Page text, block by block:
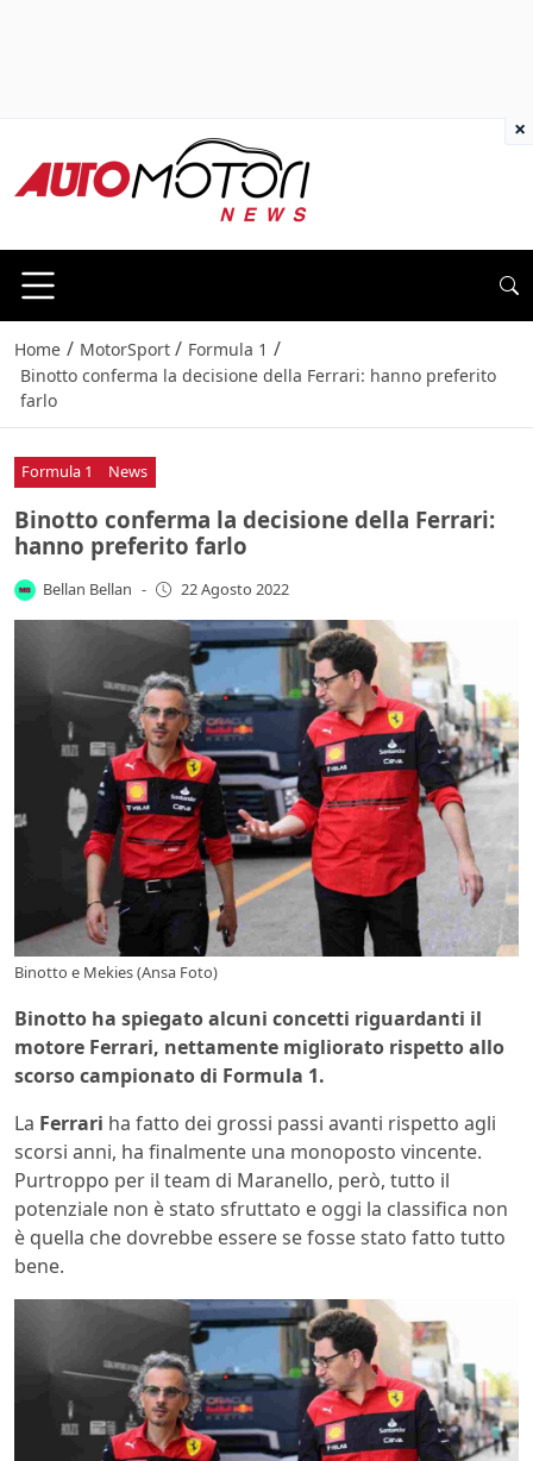
Home / MotorSport / Formula 1 /
Binotto conferma la decisione della Ferrari: hanno preferito
farlo
Formula 1 News
Binotto conferma la decisione della Ferrari:
hanno preferito farlo
Bellan Bellan - 22 Agosto 2022
Binotto e Mekies (Ansa Foto)
Binotto ha spiegato alcuni concetti riguardanti il
motore Ferrari, nettamente migliorato rispetto allo
scorso campionato di Formula 1.
La Ferrari ha fatto dei grossi passi avanti rispetto agli
scorsi anni, ha finalmente una monoposto vincente.
Purtroppo per il team di Maranello, però, tutto il
potenziale non è stato sfruttato e oggi la classifica non
è quella che dovrebbe essere se fosse stato fatto tutto
bene.
×